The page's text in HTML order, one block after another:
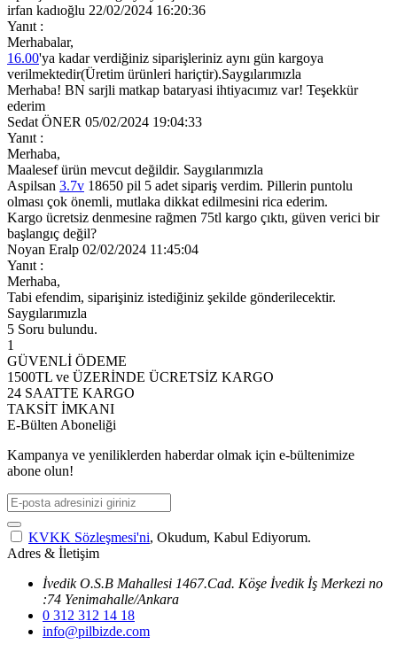
irfan kadıoğlu 22/02/2024 16:20:36
Yanıt :
Merhabalar,
16.00'ya kadar verdiğiniz siparişleriniz aynı gün kargoya
verilmektedir(Üretim ürünleri hariçtir).Saygılarımızla
Merhaba! BN sarjli matkap bataryasi ihtiyacımız var! Teşekkür
ederim
Sedat ÖNER 05/02/2024 19:04:33
Yanıt :
Merhaba,
Maalesef ürün mevcut değildir. Saygılarımızla
Aspilsan 3.7v 18650 pil 5 adet sipariş verdim. Pillerin puntolu
olması çok önemli, mutlaka dikkat edilmesini rica ederim.
Kargo ücretsiz denmesine rağmen 75tl kargo çıktı, güven verici bir
başlangıç değil?
Noyan Eralp 02/02/2024 11:45:04
Yanıt :
Merhaba,
Tabi efendim, siparişiniz istediğiniz şekilde gönderilecektir.
Saygılarımızla
5 Soru bulundu.
1
GÜVENLİ ÖDEME
1500TL ve ÜZERİNDE ÜCRETSİZ KARGO
24 SAATTE KARGO
TAKSİT İMKANI
E-Bülten Aboneliği
Kampanya ve yeniliklerden haberdar olmak için e-bültenimize
abone olun!
KVKK Sözleşmesi'ni, Okudum, Kabul Ediyorum.
Adres & İletişim
İvedik O.S.B Mahallesi 1467.Cad. Köşe İvedik İş Merkezi no
:74 Yenimahalle/Ankara
0 312 312 14 18
info@pilbizde.com